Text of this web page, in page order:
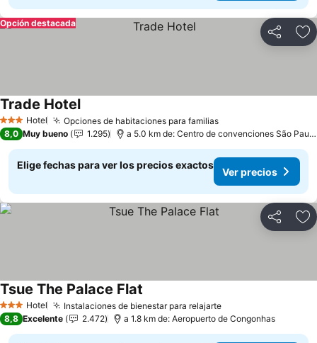
Compartir
Opción destacada
3 Estrellas
Hotel Opciones de habitaciones para familias
Trade Hotel
8,0 Muy bueno 1.295 a 5.0 km de: Centro de convenciones São Paulo Expo
Elige fechas para ver los precios exactos
Ver precios
Compartir
3 Estrellas
Hotel Instalaciones de bienestar para relajarte
Tsue The Palace Flat
8,8 Excelente 2.472 a 1.8 km de: Aeropuerto de Congonhas